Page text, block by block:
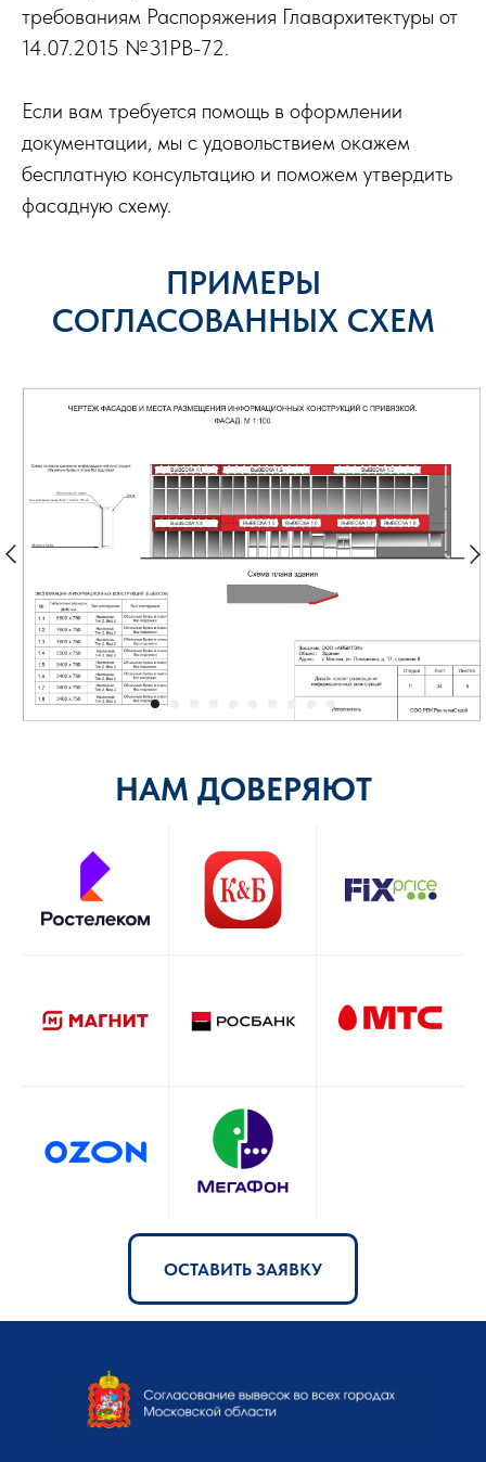
требованиям Распоряжения Главархитектуры от
14.07.2015 №31РВ-72.
Если вам требуется помощь в оформлении
документации, мы с удовольствием окажем
бесплатную консультацию и поможем утвердить
фасадную схему.
ПРИМЕРЫ
СОГЛАСОВАННЫХ СХЕМ
НАМ ДОВЕРЯЮТ
ОСТАВИТЬ ЗАЯВКУ